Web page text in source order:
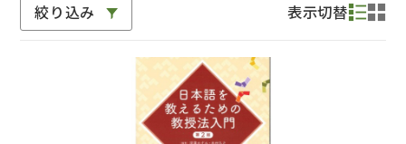
教師用参考書
絞り込み 表示切替